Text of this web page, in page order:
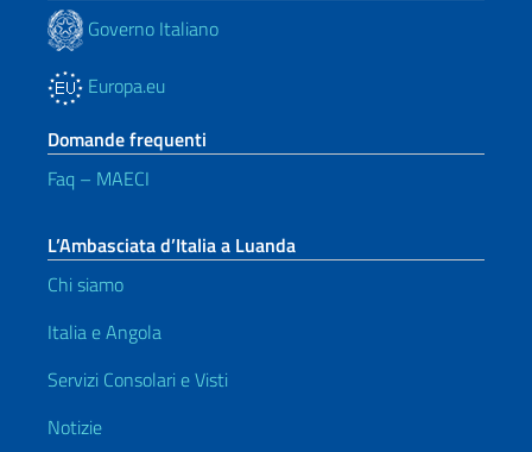
Governo Italiano
Europa.eu
Domande frequenti
Faq – MAECI
L’Ambasciata d’Italia a Luanda
Chi siamo
Italia e Angola
Servizi Consolari e Visti
Notizie